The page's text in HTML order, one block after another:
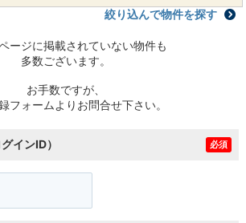
絞り込んで物件を探す
ージに掲載されていない物件も
多数ございます。
お手数ですが、
フォームよりお問合せ下さい。
インID） 必須